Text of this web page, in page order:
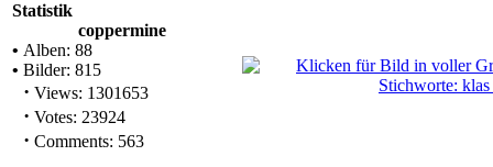
Statistik
coppermine
• Alben: 88
• Bilder: 815
· Views: 1301653
· Votes: 23924
· Comments: 563